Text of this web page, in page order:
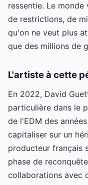
ressentie. Le
de restrictions, de
qu'on ne veut plus
que des millions de
L'artiste à cette
En 2022, David
particulière dans le
de l'EDM des
capitaliser sur un
producteur français
phase de
collaborations avec